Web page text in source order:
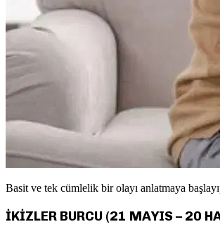
Basit ve tek cümlelik bir olayı anlatmaya
İKİZLER BURCU (21 MAYIS – 20